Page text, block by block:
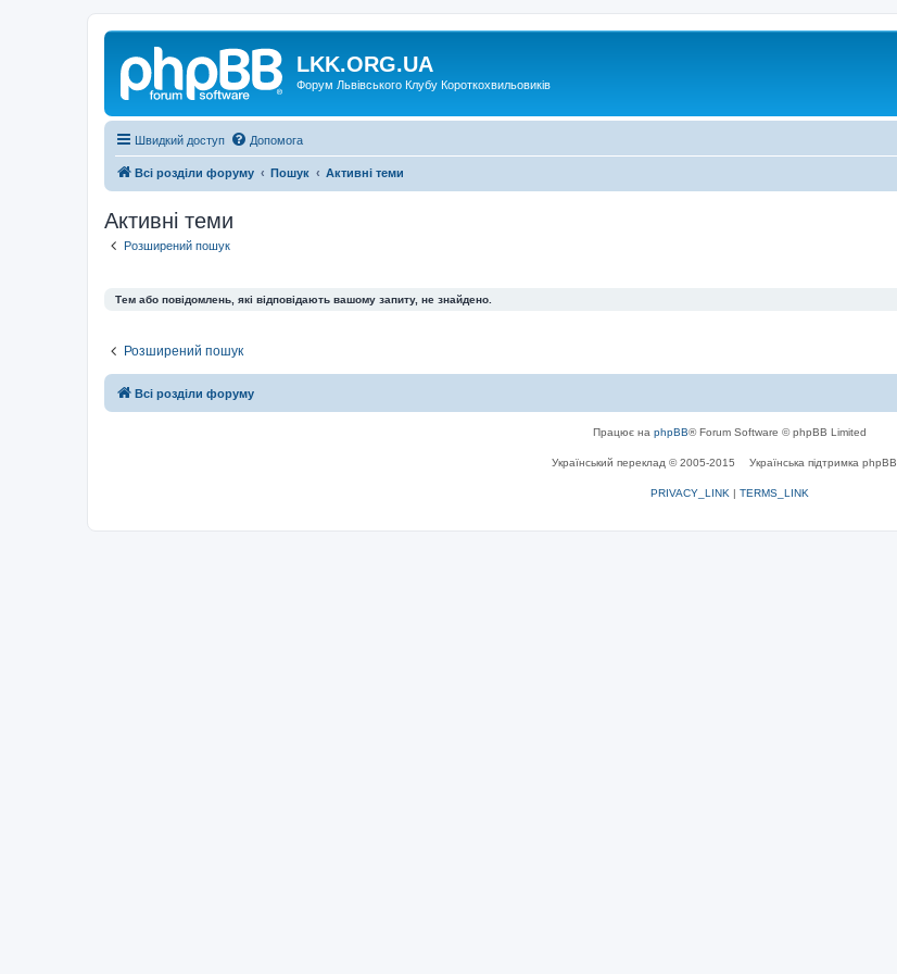
LKK.ORG.UA
Форум Львівського Клубу Короткохвильовиків
Швидкий доступ Допомога
Всі розділи форуму Пошук Активні теми
Активні теми
Розширений пошук
Тем або повідомлень, які відповідають вашому запиту, не знайдено.
Розширений пошук
Всі розділи форуму
Працює на phpBB® Forum Software © phpBB Limited
Український переклад © 2005-2015 Українська підтримка phpBB
PRIVACY_LINK | TERMS_LINK